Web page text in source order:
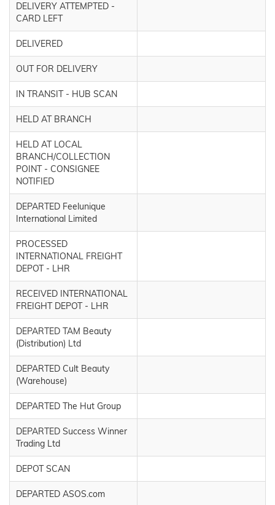
DELIVERY ATTEMPTED -
CARD LEFT
DELIVERED
OUT FOR DELIVERY
IN TRANSIT - HUB SCAN
HELD AT BRANCH
HELD AT LOCAL
BRANCH/COLLECTION
POINT - CONSIGNEE
NOTIFIED
DEPARTED Feelunique
International Limited
PROCESSED
INTERNATIONAL FREIGHT
DEPOT - LHR
RECEIVED INTERNATIONAL
FREIGHT DEPOT - LHR
DEPARTED TAM Beauty
(Distribution) Ltd
DEPARTED Cult Beauty
(Warehouse)
DEPARTED The Hut Group
DEPARTED Success Winner
Trading Ltd
DEPOT SCAN
DEPARTED ASOS.com